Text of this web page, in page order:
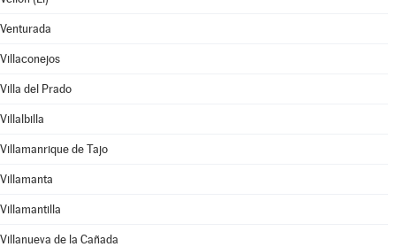
Venturada
Villaconejos
Villa del Prado
Villalbilla
Villamanrique de Tajo
Villamanta
Villamantilla
Villanueva de la Cañada